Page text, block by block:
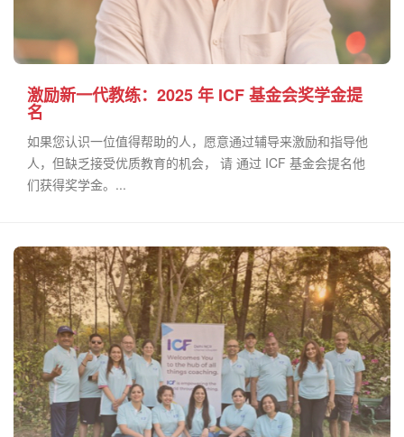
激励新一代教练：2025 年 ICF 基金会奖学金提
名
如果您认识一位值得帮助的人，愿意通过辅导来激励和指导他
人，但缺乏接受优质教育的机会， 请 通过 ICF 基金会提名他
们获得奖学金。...